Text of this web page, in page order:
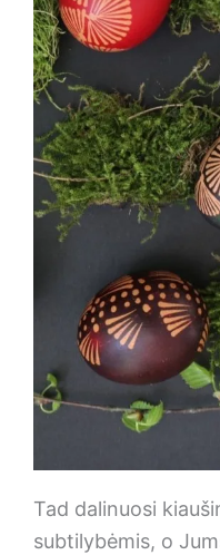
Tad dalinuosi
subtilybėmis, o